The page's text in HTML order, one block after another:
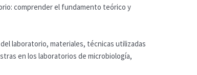
comprender el fundamento teórico y
laboratorio, materiales, técnicas utilizadas
en los laboratorios de microbiología,